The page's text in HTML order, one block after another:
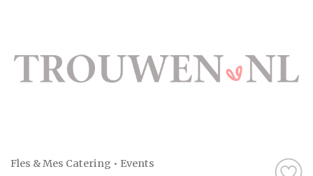
Fles & Mes Catering • Events